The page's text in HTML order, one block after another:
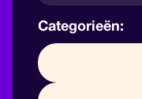
Categorieën: